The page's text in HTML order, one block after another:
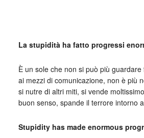
La stupidità ha fatto progressi
È un sole che non si può più
ai mezzi di comunicazione, non è più
si nutre di altri miti, si vende
buon senso, spande il terrore intorno
Stupidity has made enormous